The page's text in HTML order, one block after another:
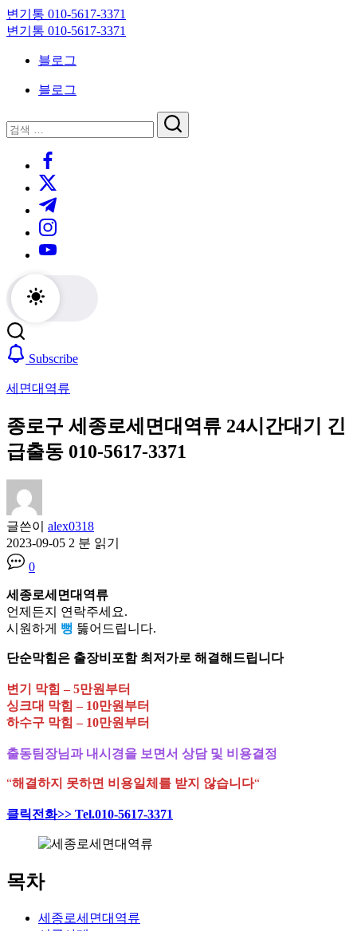
Skip
to
content
변기통 010-5617-3371
변
대
기
변기통 010-5617-3371
크
대
기
블로그
블로그
닫
기
검
검
https://www.facebook.com/
https://twitter.com/
https://t.me/
https://www.instagram.com/
https://youtube.com/
Subscribe
세면대역류
종로구 세종로세면대역류 24시간대기 긴
급출동 010-5617-3371
글쓴이 alex0318
2023-09-05 2 분 읽기
0
세종로세면대역류
언제든지 연락주세요.
시원하게 뻥 뚫어드립니다.
단순막힘은 출장비포함 최저가로 해결해드립니다
변기 막힘 – 5만원부터
싱크대 막힘 – 10만원부터
하수구 막힘 – 10만원부터
출동팀장님과 내시경을 보면서 상담 및 비용결정
“해결하지 못하면 비용일체를 받지 않습니다“
클릭전화>> Tel.010-5617-3371
목차
세종로세면대역류